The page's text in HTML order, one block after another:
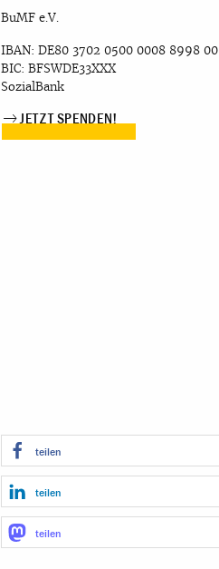
BuMF e.V.
IBAN: DE80 3702 0500 0008 8998 00
BIC: BFSWDE33XXX
SozialBank
JETZT SPENDEN!
teilen
teilen
teilen